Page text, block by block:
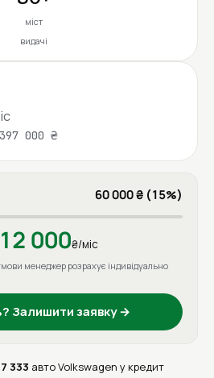
міст
видачі
000 ₴
60 000 ₴ (15%)
12 000₴/міс
менеджер розрахує індивідуально
Залишити заявку →
7 333 авто Volkswagen у кредит